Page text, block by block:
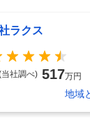
ラクス
社調べ) 517万円
地域